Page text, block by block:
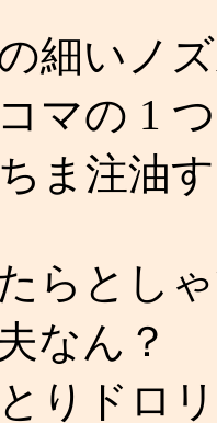
細いノ
マの 1
ま注油
らとし
なん？
りドロ